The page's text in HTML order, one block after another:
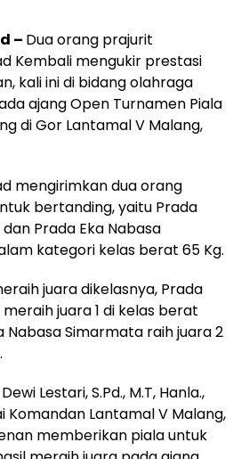
– Dua orang prajurit
Kembali mengukir prestasi
kali ini di bidang olahraga
ajang Open Turnamen Piala
di Gor Lantamal V Malang,
mengirimkan dua orang
bertanding, yaitu Prada
Prada Eka Nabasa
kategori kelas berat 65 Kg.
juara dikelasnya, Prada
juara 1 di kelas berat
Nabasa Simarmata raih juara 2
Lestari, S.Pd., M.T, Hanla.,
Komandan Lantamal V Malang,
memberikan piala untuk